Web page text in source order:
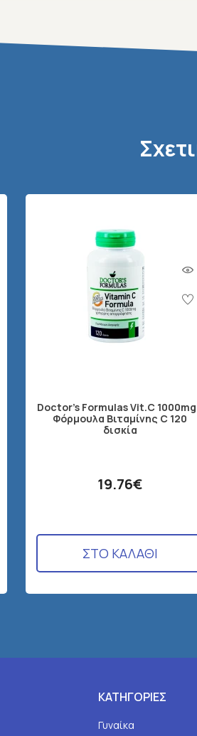
Doctor's Formulas Vit.C
Φόρμουλα Βιταμίνης C 120
δισκία
19.76€
ΣΤΟ ΚΑΛΑΘΙ
ΚΑΤΗΓΟΡΙΕΣ
Γυναίκα